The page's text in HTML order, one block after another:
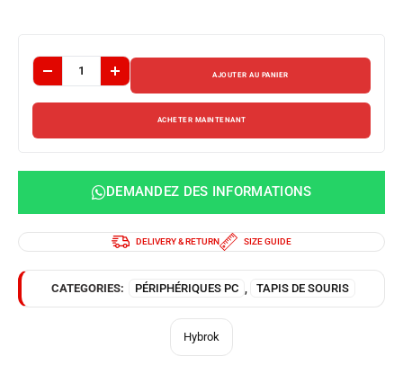
AJOUTER AU PANIER
ACHETER MAINTENANT
DEMANDEZ DES INFORMATIONS
DELIVERY & RETURN SIZE GUIDE
CATEGORIES: PÉRIPHÉRIQUES PC TAPIS DE SOURIS
Hybrok